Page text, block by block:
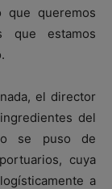
que queremos
que estamos
el director
del
se puso de
cuya
a